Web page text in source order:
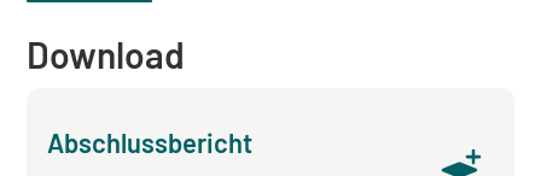
Download
Abschlussbericht